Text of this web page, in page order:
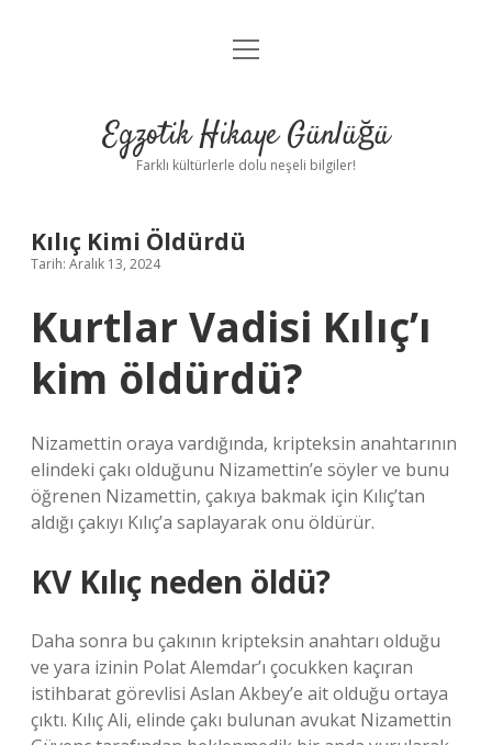
Anasayfa
Yasal Uyarı
menüyü
Egzotik Hikaye Günlüğü
Farklı kültürlerle dolu neşeli bilgiler!
Kılıç Kimi Öldürdü
Tarih: Aralık 13, 2024
Kurtlar Vadisi Kılıç’ı
kim öldürdü?
Nizamettin oraya vardığında, kripteksin anahtarının
elindeki çakı olduğunu Nizamettin’e söyler ve bunu
öğrenen Nizamettin, çakıya bakmak için Kılıç’tan
aldığı çakıyı Kılıç’a saplayarak onu öldürür.
KV Kılıç neden öldü?
Daha sonra bu çakının kripteksin anahtarı olduğu
ve yara izinin Polat Alemdar’ı çocukken kaçıran
istihbarat görevlisi Aslan Akbey’e ait olduğu ortaya
çıktı. Kılıç Ali, elinde çakı bulunan avukat Nizamettin